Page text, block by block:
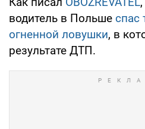
водитель в Польше спас
огненной ловушки, в
результате ДТП.